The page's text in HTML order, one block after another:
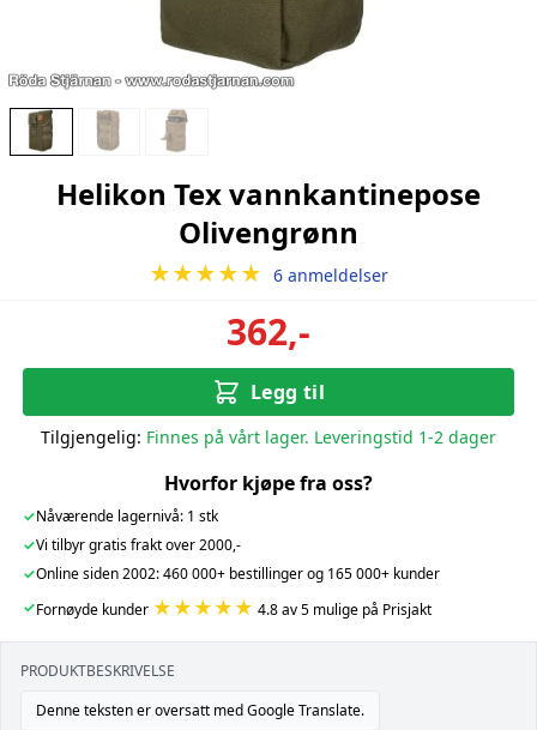
Helikon Tex vannkantinepose
Olivengrønn
★★★★★ 6 anmeldelser
362,-
Legg til
Tilgjengelig: Finnes på vårt lager. Leveringstid 1-2 dager
Hvorfor kjøpe fra oss?
✓Nåværende lagernivå: 1 stk
✓Vi tilbyr gratis frakt over 2000,-
✓Online siden 2002: 460 000+ bestillinger og 165 000+ kunder
✓Fornøyde kunder ★★★★★ 4.8 av 5 mulige på Prisjakt
PRODUKTBESKRIVELSE
Denne teksten er oversatt med Google Translate.